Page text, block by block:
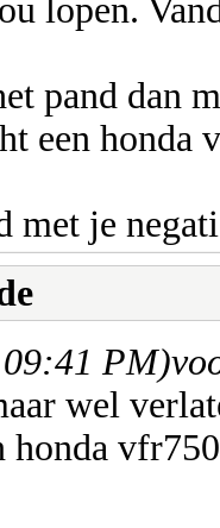
lopen.
pand dan
een honda
je
PM)
wel
honda